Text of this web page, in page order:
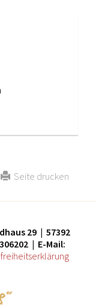
Seite drucken
29 | 57392
| E-Mail: